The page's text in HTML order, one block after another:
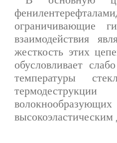
ограничивающие
взаимодействия
жесткость этих
обусловливает
температуры